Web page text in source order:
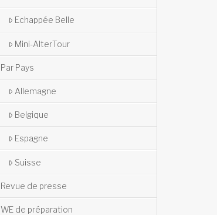
Echappée Belle
Mini-AlterTour
Par Pays
Allemagne
Belgique
Espagne
Suisse
Revue de presse
WE de préparation